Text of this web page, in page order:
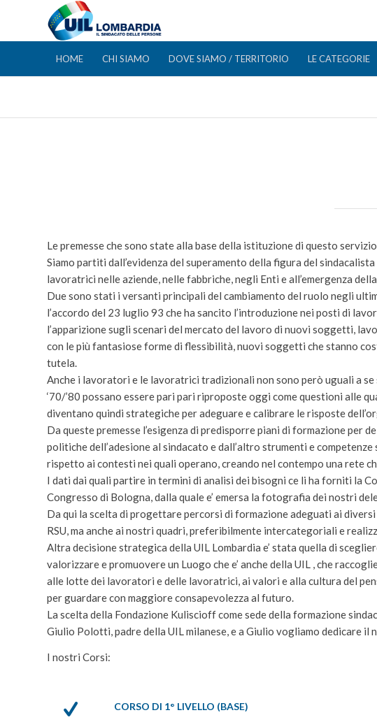
HOME CHI SIAMO DOVE SIAMO / TERRITORIO LE CATEGORIE
Le premesse che sono state alla base della istituzione di questo
Siamo partiti dall’evidenza del superamento della figura del
lavoratrici nelle aziende, nelle fabbriche, negli Enti e all’emergenza
Due sono stati i versanti principali del cambiamento del ruolo negli
l’accordo del 23 luglio 93 che ha sancito l’introduzione nei posti di
l’apparizione sugli scenari del mercato del lavoro di nuovi soggetti,
con le più fantasiose forme di flessibilità, nuovi soggetti che stanno
tutela.
Anche i lavoratori e le lavoratrici tradizionali non sono però uguali a
‘70/’80 possano essere pari pari riproposte oggi come questioni alle
diventano quindi strategiche per adeguare e calibrare le risposte
Da queste premesse l’esigenza di predisporre piani di formazione
politiche dell’adesione al sindacato e dall’altro strumenti e
rispetto ai contesti nei quali operano, creando nel contempo una rete
I dati dai quali partire in termini di analisi dei bisogni ce li ha forniti la
Congresso di Bologna, dalla quale e’ emersa la fotografia dei nostri
Da qui la scelta di progettare percorsi di formazione adeguati ai
RSU, ma anche ai nostri quadri, preferibilmente intercategoriali e
Altra decisione strategica della UIL Lombardia e’ stata quella di
valorizzare e promuovere un Luogo che e’ anche della UIL , che
alle lotte dei lavoratori e delle lavoratrici, ai valori e alla cultura del
per guardare con maggiore consapevolezza al futuro.
La scelta della Fondazione Kuliscioff come sede della formazione
Giulio Polotti, padre della UIL milanese, e a Giulio vogliamo dedicare
I nostri Corsi:
CORSO DI 1° LIVELLO (BASE)